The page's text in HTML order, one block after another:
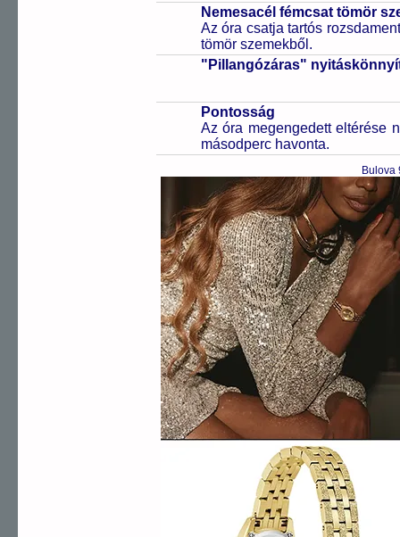
Nemesacél fémcsat tömör
Az óra csatja tartós
tömör szemekből.
"Pillangózáras"
Pontosság
Az óra megengedett eltérése
másodperc havonta.
Bulova